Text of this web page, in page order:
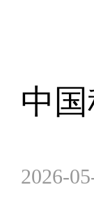
中
2026-